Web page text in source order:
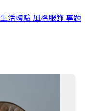
生活體驗 風格服飾 專題